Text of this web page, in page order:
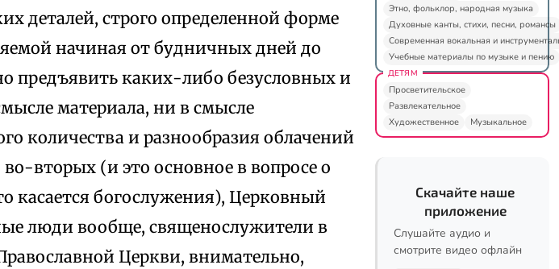
деталей, строго определенной форме
начиная от будничных дней до
предъявить каких-либо безусловных и
материала, ни в смысле
количества и разнообразия облачений
вторых (и это основное в вопросе о
касается богослужения), Церковный
люди вообще, священослужители в
Церкви, внимательно,
Этно, фольклор, народная музыка
Духовные канты, стихи, песни, романсы
Современная вокальная и
Учебные материалы по музыке и пению
ДЕТЯМ
Просветительское
Развлекательное
Художественное
Музыкальное
Скачайте наше
приложение
Слушайте аудио и
смотрите видео офлайн